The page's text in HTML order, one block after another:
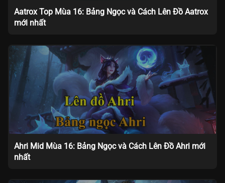
Aatrox Top Mùa 16: Bảng Ngọc và Cách Lên Đồ Aatrox
mới nhất
Ahri Mid Mùa 16: Bảng Ngọc và Cách Lên Đồ Ahri mới
nhất